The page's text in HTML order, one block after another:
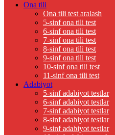
Ona tili
Ona tili test aralash
5-sinf ona tili test
6-sinf ona tili test
7-sinf ona tili test
8-sinf ona tili test
9-sinf ona tili test
10-sinf ona tili test
11-sinf ona tili test
Adabiyot
5-sinf adabiyot testlar
6-sinf adabiyot testlar
7-sinf adabiyot testlar
8-sinf adabiyot testlar
9-sinf adabiyot testlar